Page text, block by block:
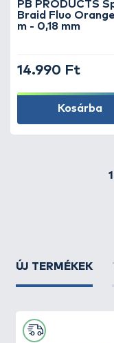
PB PRODUCTS
Braid Fluo
m - 0,18 mm
14.990 Ft
Kosárba
1
ÚJ TERMÉKEK